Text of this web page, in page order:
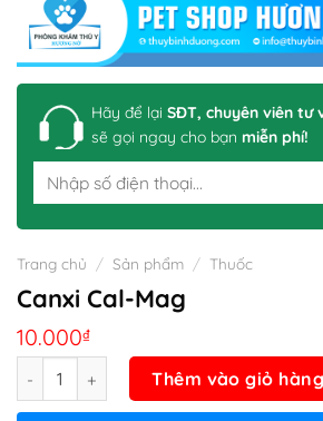
Hãy để lại SĐT, chuyên viên tư
sẽ gọi ngay cho bạn miễn phí!
Trang chủ / Sản phẩm / Thuốc
Canxi Cal-Mag
10.000₫
Thêm vào giỏ hàng